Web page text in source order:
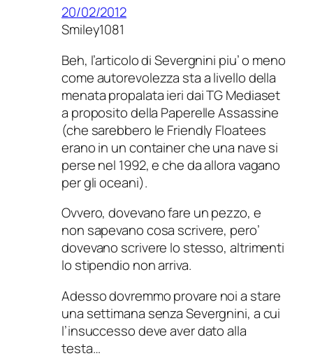
20/02/2012
Smiley1081
Beh, l’articolo di Severgnini piu’ o meno
come autorevolezza sta a livello della
menata propalata ieri dai TG Mediaset
a proposito della Paperelle Assassine
(che sarebbero le Friendly Floatees
erano in un container che una nave si
perse nel 1992, e che da allora vagano
per gli oceani).
Ovvero, dovevano fare un pezzo, e
non sapevano cosa scrivere, pero’
dovevano scrivere lo stesso, altrimenti
lo stipendio non arriva.
Adesso dovremmo provare noi a stare
una settimana senza Severgnini, a cui
l’insuccesso deve aver dato alla
testa…